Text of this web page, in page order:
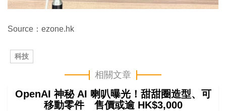
Source：ezone.hk
科技
相關文章
OpenAI 神秘 AI 喇叭曝光！甜甜圈造型、可
移動零件 售價或逾 HK$3,000